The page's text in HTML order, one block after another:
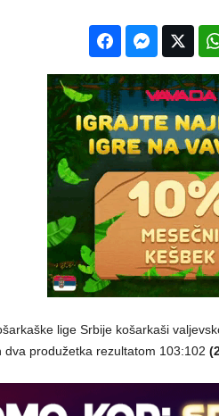
lige Srbije košarkaši
dva produžetka rezultatom 103:102